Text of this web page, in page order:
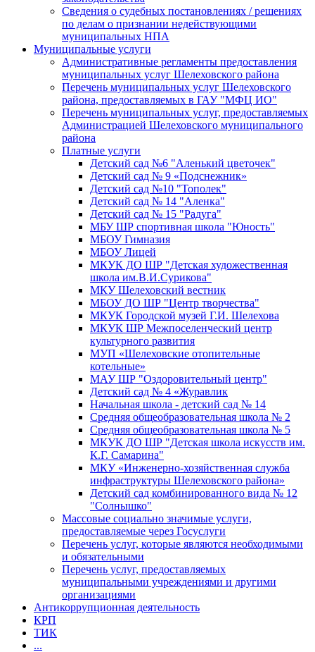
Сведения о судебных постановлениях / решениях
по делам о признании недействующими
муниципальных НПА
Муниципальные услуги
Административные регламенты предоставления
муниципальных услуг Шелеховского района
Перечень муниципальных услуг Шелеховского
района, предоставляемых в ГАУ "МФЦ ИО"
Перечень муниципальных услуг, предоставляемых
Администрацией Шелеховского муниципального
района
Платные услуги
Детский сад №6 "Аленький цветочек"
Детский сад № 9 «Подснежник»
Детский сад №10 "Тополек"
Детский сад № 14 "Аленка"
Детский сад № 15 "Радуга"
МБУ ШР спортивная школа "Юность"
МБОУ Гимназия
МБОУ Лицей
МКУК ДО ШР "Детская художественная
школа им.В.И.Сурикова"
МКУ Шелеховский вестник
МБОУ ДО ШР "Центр творчества"
МКУК Городской музей Г.И. Шелехова
МКУК ШР Межпоселенческий центр
культурного развития
МУП «Шелеховские отопительные
котельные»
МАУ ШР "Оздоровительный центр"
Детский сад № 4 «Журавлик
Начальная школа - детский сад № 14
Средняя общеобразовательная школа № 2
Средняя общеобразовательная школа № 5
МКУК ДО ШР "Детская школа искусств им.
К.Г. Самарина"
МКУ «Инженерно-хозяйственная служба
инфраструктуры Шелеховского района»
Детский сад комбинированного вида № 12
"Солнышко"
Массовые социально значимые услуги,
предоставляемые через Госуслуги
Перечень услуг, которые являются необходимыми
и обязательными
Перечень услуг, предоставляемых
муниципальными учреждениями и другими
организациями
Антикоррупционная деятельность
КРП
ТИК
...